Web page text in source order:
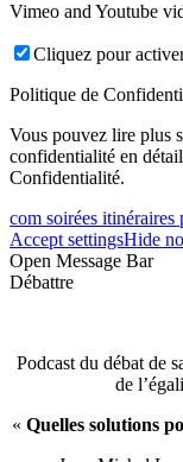
Vimeo and Youtube
Cliquez pour
Politique de
Vous pouvez lire plus
confidentialité en
Confidentialité.
com soirées itinéraires
Accept settingsHide
Open Message Bar
Débattre
Podcast du débat de
de
« Quelles solutions